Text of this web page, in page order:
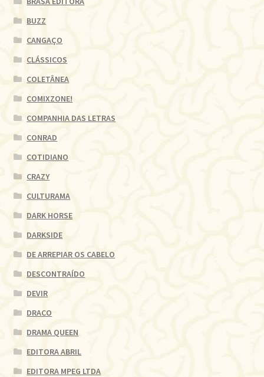
BUZZ
CANGAÇO
CLÁSSICOS
COLETÂNEA
COMIXZONE!
COMPANHIA DAS LETRAS
CONRAD
COTIDIANO
CRAZY
CULTURAMA
DARK HORSE
DARKSIDE
DE ARREPIAR OS CABELO
DESCONTRAÍDO
DEVIR
DRACO
DRAMA QUEEN
EDITORA ABRIL
EDITORA MPEG LTDA